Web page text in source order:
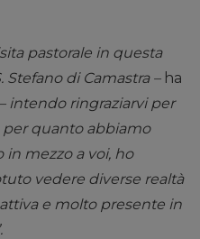
pastorale in questa
di Camastra – ha
– intendo ringraziarvi per
quanto abbiamo
in mezzo a voi, ho
vedere diverse realtà
e molto presente in